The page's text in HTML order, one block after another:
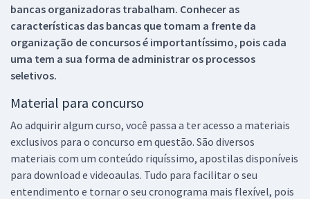
bancas organizadoras trabalham. Conhecer as
características das bancas que tomam a frente da
organização de concursos é importantíssimo, pois cada
uma tem a sua forma de administrar os processos
seletivos.
Material para concurso
Ao adquirir algum curso, você passa a ter acesso a materiais
exclusivos para o concurso em questão. São diversos
materiais com um conteúdo riquíssimo, apostilas disponíveis
para download e videoaulas. Tudo para facilitar o seu
entendimento e tornar o seu cronograma mais flexível, pois